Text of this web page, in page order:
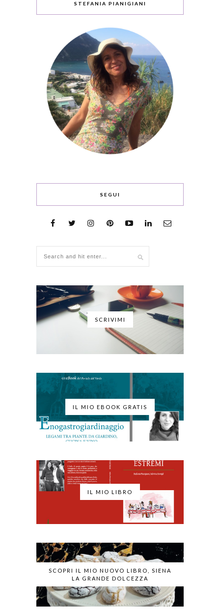
STEFANIA PIANIGIANI
SEGUI
SCRIVIMI
IL MIO EBOOK GRATIS
IL MIO LIBRO
SCOPRI IL MIO NUOVO LIBRO, SIENA
LA GRANDE DOLCEZZA